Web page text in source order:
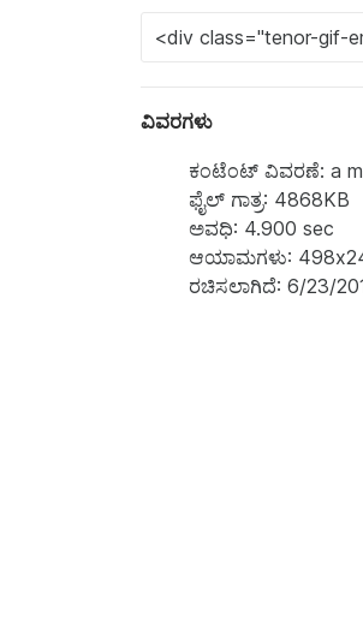
ವಿವರಗಳು
ಕಂಟೆಂಟ್‌ ವಿವರಣೆ: a
ಫೈಲ್ ಗಾತ್ರ: 4868KB
ಅವಧಿ: 4.900 sec
ಆಯಾಮಗಳು:
ರಚಿಸಲಾಗಿದೆ: 6/23/